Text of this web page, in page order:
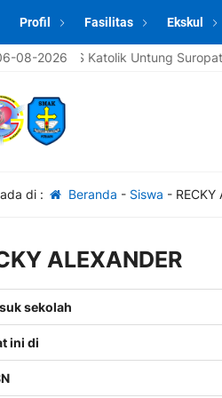
Profil Fasilitas Ekskul
08-2026
Katolik Untung Suropati Krian
di : Beranda - Siswa - RECKY
ALEXANDER
sekolah
ini di